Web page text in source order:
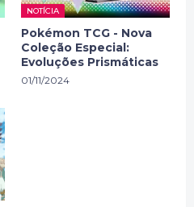
NOTÍCIA
Pokémon TCG - Nova
Coleção Especial:
Evoluções Prismáticas
01/11/2024